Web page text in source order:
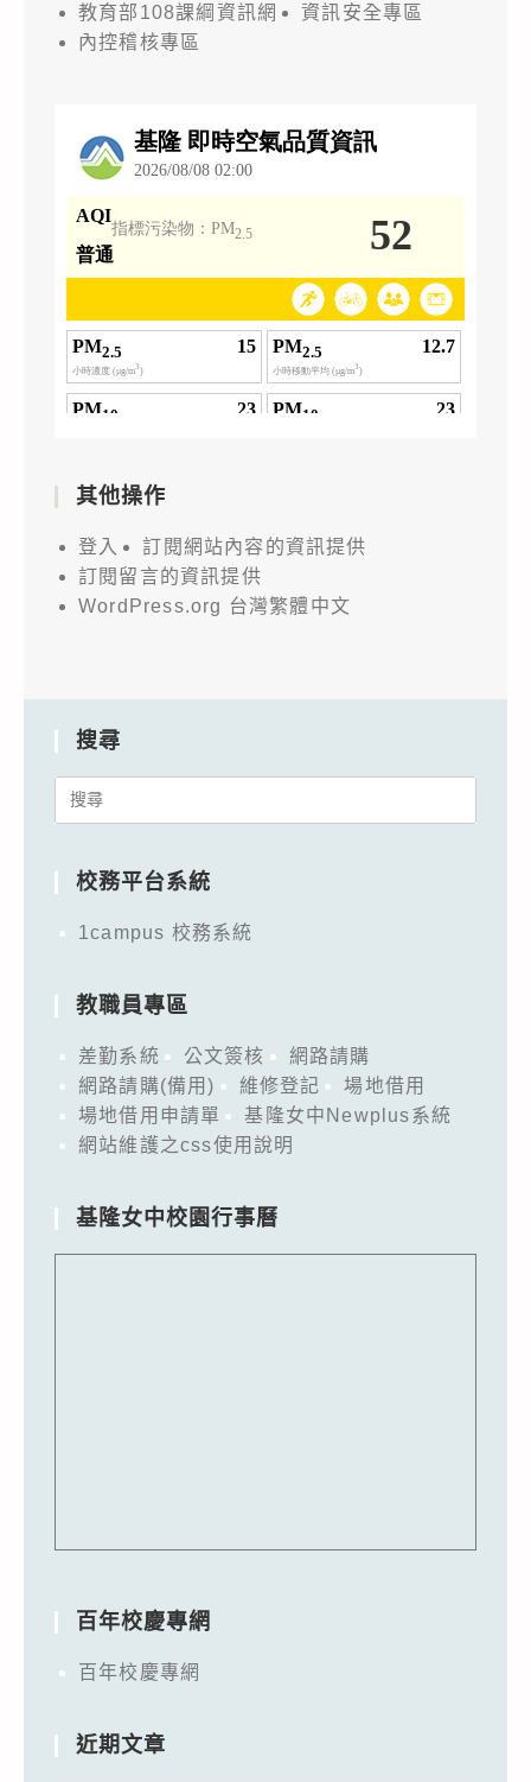
教育部108課綱資訊網
資訊安全專區
內控稽核專區
其他操作
登入
訂閱網站內容的資訊提供
訂閱留言的資訊提供
WordPress.org 台灣繁體中文
搜尋
Search
校務平台系統
1campus 校務系統
教職員專區
差勤系統 公文簽核
網路請購
網路請購(備用)
維修登記
場地借用
場地借用申請單
基隆女中Newplus系統
網站維護之css使用說明
基隆女中校園行事曆
百年校慶專網
百年校慶專網
近期文章